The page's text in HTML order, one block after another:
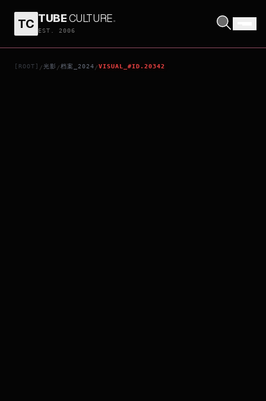
TC TUBECULTURE.
EST. 2006
[ROOT] /光影 /档案_2024 /VISUAL_#ID.20342
FRÉWAKA